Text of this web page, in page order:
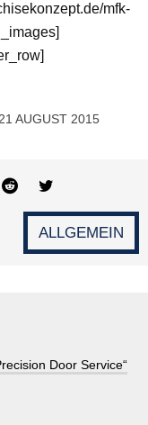
mfk-
AUGUST 2015
ALLGEMEIN
Door Service“